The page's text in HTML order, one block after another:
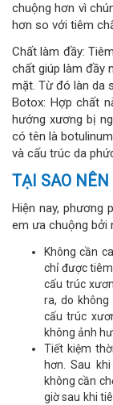
chuộng hơn vì
hơn so với tiêm
Chất làm đầy:
chất giúp làm đầy
mặt. Từ đó làn da
Botox: Hợp chất
hướng xương bị
có tên là
và cấu trúc da
TẠI SAO
Hiện nay,
em ưa chuộng bởi
Không cần
chỉ được
cấu trúc
ra, do không
cấu trúc
không ảnh
Tiết kiệm
hơn. Sau
không cần
giờ sau khi